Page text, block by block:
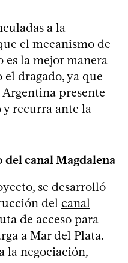
a la
el mecanismo de
la mejor manera
dragado, ya que
presente
y recurra ante la
canal Magdalena
se desarrolló
del canal
de acceso para
a Mar del Plata.
la negociación,